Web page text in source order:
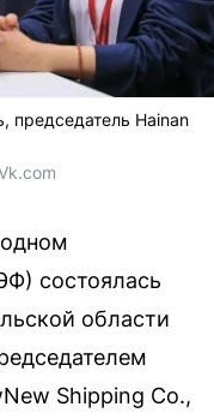
Hainan
состоялась
области
Shipping Co.,